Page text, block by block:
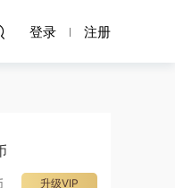
登录 注册
升级VIP